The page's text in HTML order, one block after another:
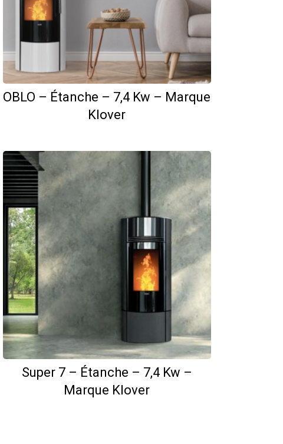
OBLO – Étanche – 7,4 Kw – Marque
Klover
Super 7 – Étanche – 7,4 Kw –
Marque Klover